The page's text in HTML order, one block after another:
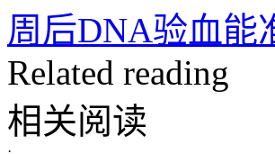
周后DNA验血能
Related reading
相关阅读
·